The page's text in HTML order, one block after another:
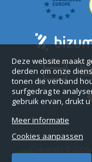
Deze website maakt
derden om onze
tonen die verband
surfgedrag te
gebruik ervan, drukt
Meer informatie
Cookies aanpassen